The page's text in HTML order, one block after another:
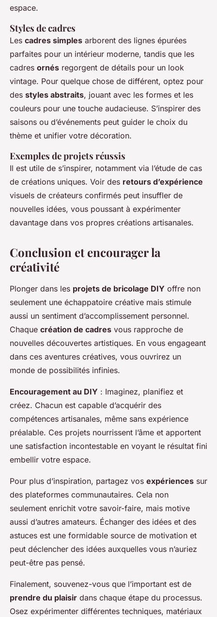
espace.
Styles de cadres
Les cadres simples arborent des lignes épurées
parfaites pour un intérieur moderne, tandis que les
cadres ornés regorgent de détails pour un look
vintage. Pour quelque chose de différent, optez pour
des styles abstraits, jouant avec les formes et les
couleurs pour une touche audacieuse. S’inspirer des
saisons ou d’événements peut guider le choix du
thème et unifier votre décoration.
Exemples de projets réussis
Il est utile de s’inspirer, notamment via l’étude de cas
de créations uniques. Voir des retours d’expérience
visuels de créateurs confirmés peut insuffler de
nouvelles idées, vous poussant à expérimenter
davantage dans vos propres créations artisanales.
Conclusion et encourager la
créativité
Plonger dans les projets de bricolage DIY offre non
seulement une échappatoire créative mais stimule
aussi un sentiment d’accomplissement personnel.
Chaque création de cadres vous rapproche de
nouvelles découvertes artistiques. En vous engageant
dans ces aventures créatives, vous ouvrirez un
monde de possibilités infinies.
Encouragement au DIY : Imaginez, planifiez et
créez. Chacun est capable d’acquérir des
compétences artisanales, même sans expérience
préalable. Ces projets nourrissent l’âme et apportent
une satisfaction incontestable en voyant le résultat fini
embellir votre espace.
Pour plus d’inspiration, partagez vos expériences sur
des plateformes communautaires. Cela non
seulement enrichit votre savoir-faire, mais motive
aussi d’autres amateurs. Échanger des idées et des
astuces est une formidable source de motivation et
peut déclencher des idées auxquelles vous n’auriez
peut-être pas pensé.
Finalement, souvenez-vous que l’important est de
prendre du plaisir dans chaque étape du processus.
Osez expérimenter différentes techniques, matériaux